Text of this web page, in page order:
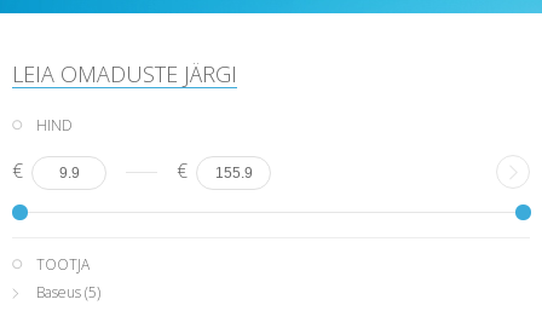
LEIA OMADUSTE JÄRGI
HIND
€ €
TOOTJA
Baseus(5)